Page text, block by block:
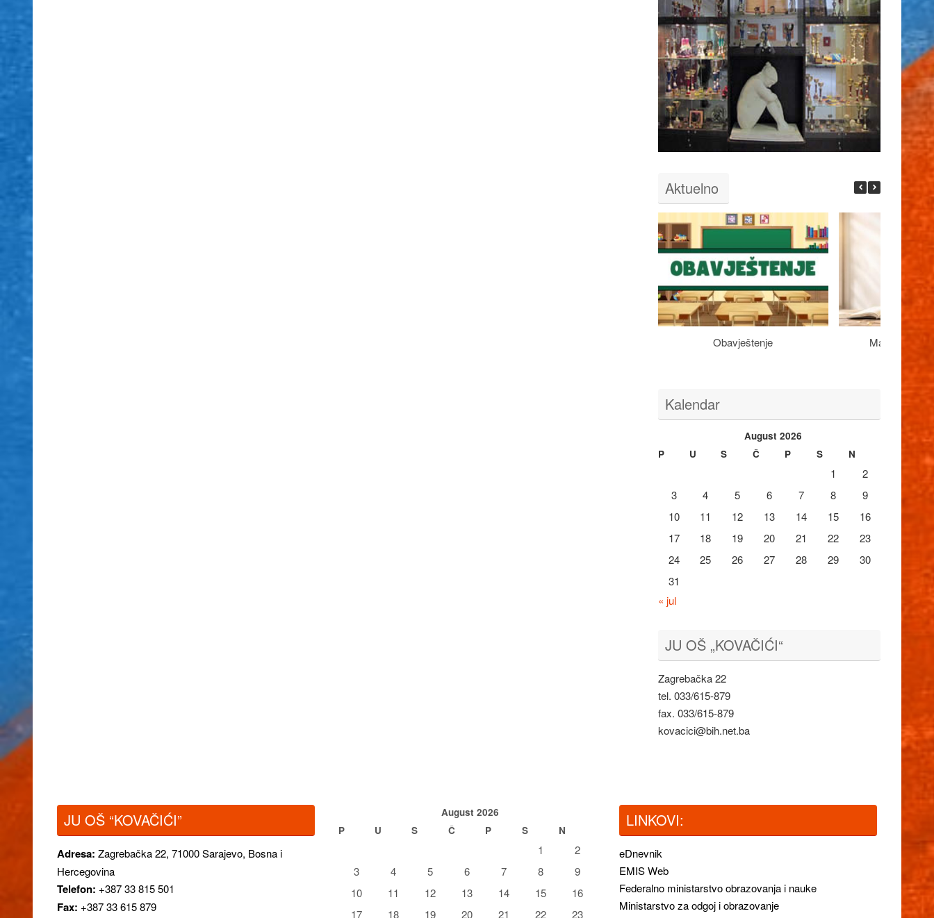
Aktuelno
Obavještenje Maturantima
Kalendar
August 2026
P
U S Č P S N
1
2
3
4 5 6 7 8
9
10
11 12 13 14 15
16
17
18 19 20 21 22
23
24
25 26 27 28 29
30
31
« jul
JU OŠ „KOVAČIĆI“
Zagrebačka 22
tel. 033/615-879
fax. 033/615-879
kovacici@bih.net.ba
JU OŠ “KOVAČIĆI”
Adresa: Zagrebačka 22, 71000 Sarajevo, Bosna i
Hercegovina
Telefon: +387 33 815 501
Fax: +387 33 615 879
August 2026
P
U S Č P S N
1
2
3
4 5 6 7 8
9
10
11 12 13 14 15
16
17
18 19 20 21 22 23
LINKOVI:
eDnevnik
EMIS Web
Federalno ministarstvo obrazovanja i nauke
Ministarstvo za odgoj i obrazovanje